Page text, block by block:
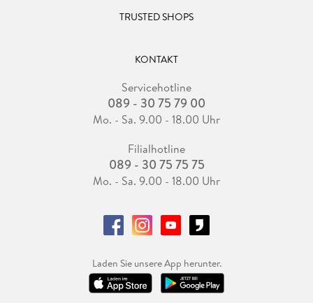
TRUSTED SHOPS
KONTAKT
Servicehotline
089 - 30 75 79 00
Mo. - Sa. 9.00 - 18.00 Uhr
Filialhotline
089 - 30 75 75 75
Mo. - Sa. 9.00 - 18.00 Uhr
Laden Sie unsere App herunter.